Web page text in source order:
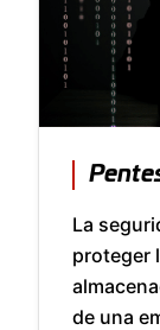
La
proteger
de una